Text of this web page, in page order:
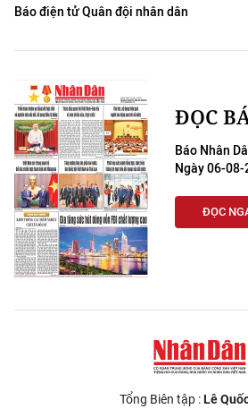
Báo điện tử Quân đội nhân dân
ĐỌC
Báo Nhân
Ngày 06-
ĐỌC
Tổng Biên tập :Lê